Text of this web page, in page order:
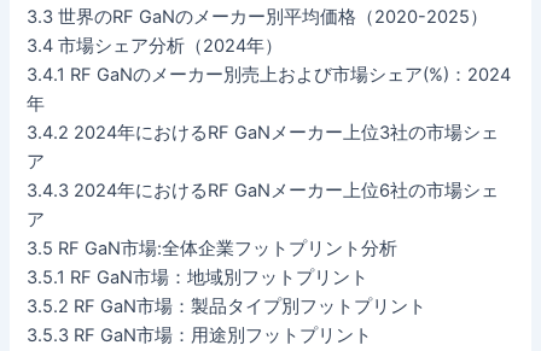
3.3 世界のRF GaNのメーカー別平均価格（2020-2025）
3.4 市場シェア分析（2024年）
3.4.1 RF GaNのメーカー別売上および市場シェア(%)：2024
年
3.4.2 2024年におけるRF GaNメーカー上位3社の市場シェ
ア
3.4.3 2024年におけるRF GaNメーカー上位6社の市場シェ
ア
3.5 RF GaN市場:全体企業フットプリント分析
3.5.1 RF GaN市場：地域別フットプリント
3.5.2 RF GaN市場：製品タイプ別フットプリント
3.5.3 RF GaN市場：用途別フットプリント